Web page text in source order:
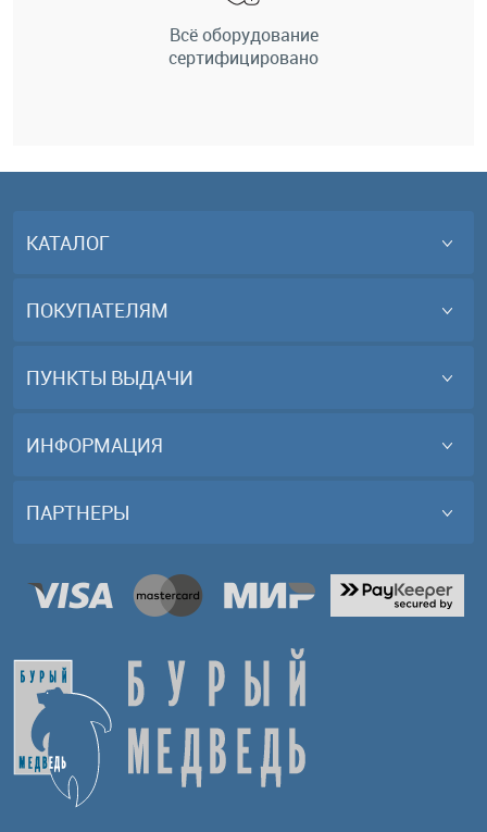
Всё оборудование
сертифицировано
КАТАЛОГ
ПОКУПАТЕЛЯМ
ПУНКТЫ ВЫДАЧИ
ИНФОРМАЦИЯ
ПАРТНЕРЫ